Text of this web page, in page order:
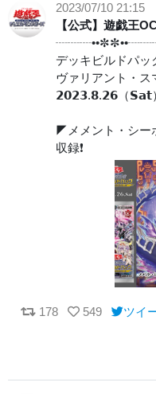
2023/07/10 21:15
【公式】遊戯王
デッキビルドパッ
ヴァリアント・ス
𝟮𝟬𝟮𝟯.𝟴.𝟮𝟲（𝗦𝗮𝘁
◤メメント・シー
収録❗️
178 549 ツイ